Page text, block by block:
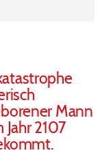
Mann
2107